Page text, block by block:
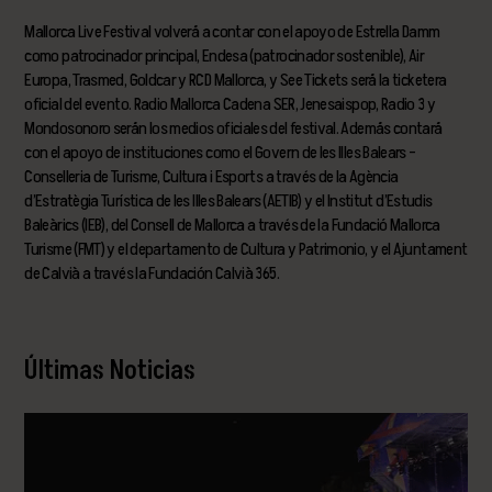
Mallorca Live Festival volverá a contar con el apoyo de Estrella Damm
como patrocinador principal, Endesa (patrocinador sostenible), Air
Europa, Trasmed, Goldcar y RCD Mallorca, y See Tickets será la ticketera
oficial del evento. Radio Mallorca Cadena SER, Jenesaispop, Radio 3 y
Mondosonoro serán los medios oficiales del festival. Además contará
con el apoyo de instituciones como el Govern de les Illes Balears –
Conselleria de Turisme, Cultura i Esports a través de la Agència
d’Estratègia Turística de les Illes Balears (AETIB) y el Institut d’Estudis
Baleàrics (IEB), del Consell de Mallorca a través de la Fundació Mallorca
Turisme (FMT) y el departamento de Cultura y Patrimonio, y el Ajuntament
de Calvià a través la Fundación Calvià 365.
Últimas Noticias